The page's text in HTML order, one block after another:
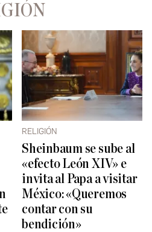
RELIGIÓN
Sheinbaum se sube al
«efecto León XIV» e
invita al Papa a visitar
México: «Queremos
contar con su
bendición»